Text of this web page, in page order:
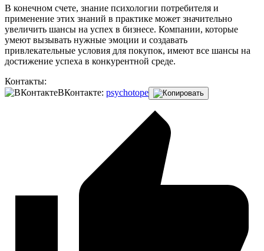
В конечном счете, знание психологии потребителя и
применение этих знаний в практике может значительно
увеличить шансы на успех в бизнесе. Компании, которые
умеют вызывать нужные эмоции и создавать
привлекательные условия для покупок, имеют все шансы на
достижение успеха в конкурентной среде.
Контакты:
ВКонтакте: psychotope